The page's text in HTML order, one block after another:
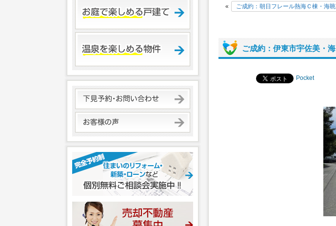
« ご成約：朝日フレール熱海Ｃ棟・海
ご成約：伊東市宇佐美・
Pocket